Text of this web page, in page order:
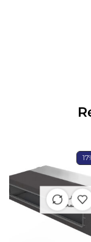
غير متوفر
في المخزون